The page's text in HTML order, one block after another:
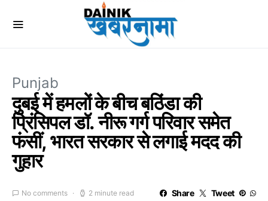
Punjab
दुबई में हमलों के बीच बठिंडा की
प्रिंसिपल डॉ. नीरू गर्ग परिवार समेत
फंसीं, भारत सरकार से लगाई मदद की
गुहार
No comments 2 minute read Share Tweet